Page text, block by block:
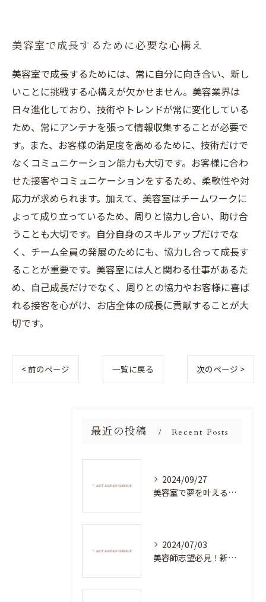
美容室で成長するために必要な心構え
美容室で成長するためには、常に自分に向き合い、新し
いことに挑戦する心構えが欠かせません。美容業界は
日々進化しており、技術やトレンドが常に変化している
ため、常にアンテナを張って情報収集することが必要で
す。また、お客様の満足度を高めるために、技術だけで
なくコミュニケーション能力も大切です。お客様に合わ
せた接客やコミュニケーションをするため、柔軟性や対
応力が求められます。加えて、美容室はチームワークに
よって成り立っているため、周りと協力し合い、助け合
うことも大切です。自分自身のスキルアップだけでな
く、チーム全員の発展のためにも、協力し合って成長す
ることが重要です。美容室には人と関わる仕事があるた
め、自己成長だけでなく、周りとの協力やお客様に喜ば
れる接客を心がけ、お店全体の成長に貢献することが大
切です。
< 前のページ 一覧に戻る 次のページ >
最近の投稿 Recent Posts
2024/09/27
美容室で夢を叶える！自分を磨く新たなチャンス
2024/07/03
美容師志望必見！新たな価値を創造する美容室でハイレベルな技術を学べる環境